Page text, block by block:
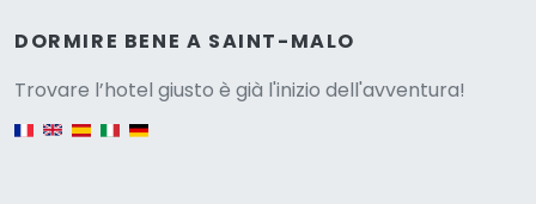
DORMIRE BENE A SAINT-MALO
Trovare l’hotel giusto è già l'inizio dell'avventura!